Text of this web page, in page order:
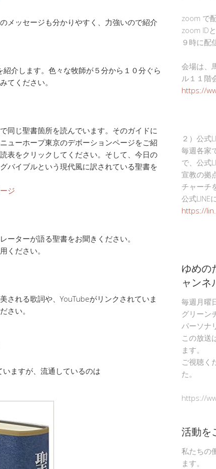
メッセージも分かりやすく、力強いので紹介
紹介します。色々な牧師が５分から１０分ぐら
てください。
同じ聖書箇所を読んでいます。そのガイドに
ューホープ東京のデボーションページをご紹
表をクリックしてください。そして、今日の
バイブルという現代風に訳されている聖書を
ジ
ーターが語る聖書をお聞きください。
ください。
される歌詞や、YouTubeがリンクされていま
さい。
ますが、流通しているのは
zoom で
zoom ID
９時に配
会場は、
ル１１階
https://
２）公式
毎週各家
で、公式
宣教の拠
チャーチ
公式LINE
https://
ゆめ
ャン
毎週月曜
グリーン
パーソナ
この放送
ます。
ご視聴く
た。
https://
活動を
私たちの
ます。